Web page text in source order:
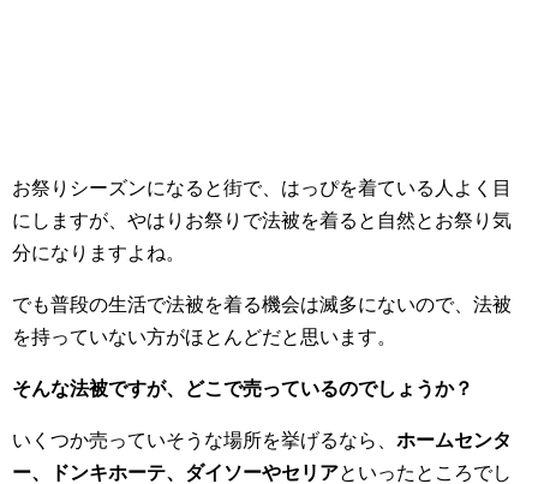
お祭りシーズンになると街で、はっぴを着ている人よく目
にしますが、やはりお祭りで法被を着ると自然とお祭り気
分になりますよね。
でも普段の生活で法被を着る機会は滅多にないので、法被
を持っていない方がほとんどだと思います。
そんな法被ですが、どこで売っているのでしょうか？
いくつか売っていそうな場所を挙げるなら、 ホームセンタ
ー、ドンキホーテ、ダイソーやセリアといったところでし